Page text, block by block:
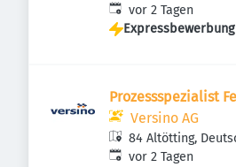
Veröffentlicht:
vor 2 Tagen
Expressbewerbung
Prozessspezialist
Versino AG
84 Altötting,
Veröffentlicht:
vor 2 Tagen